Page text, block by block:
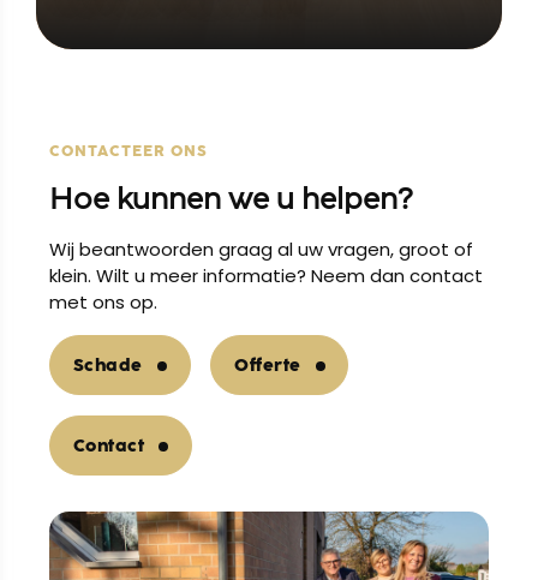
CONTACTEER ONS
Hoe kunnen we u helpen?
Wij beantwoorden graag al uw vragen, groot of
klein. Wilt u meer informatie? Neem dan contact
met ons op.
Schade Offerte
Contact